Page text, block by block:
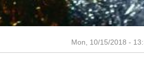
Mon, 10/15/2018 -